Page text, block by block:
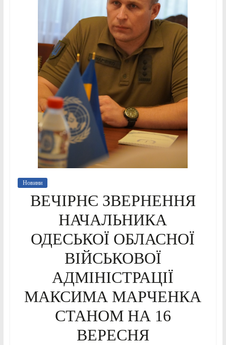
Новини
ВЕЧІРНЄ ЗВЕРНЕННЯ
НАЧАЛЬНИКА
ОДЕСЬКОЇ ОБЛАСНОЇ
ВІЙСЬКОВОЇ
АДМІНІСТРАЦІЇ
МАКСИМА МАРЧЕНКА
СТАНОМ НА 16
ВЕРЕСНЯ